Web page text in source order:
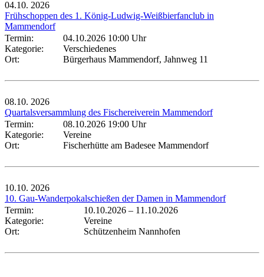
04.10. 2026
Frühschoppen des 1. König-Ludwig-Weißbierfanclub in
Mammendorf
Termin:
04.10.2026 10:00 Uhr
Kategorie:
Verschiedenes
Ort:
Bürgerhaus Mammendorf, Jahnweg 11
08.10. 2026
Quartalsversammlung des Fischereiverein Mammendorf
Termin:
08.10.2026 19:00 Uhr
Kategorie:
Vereine
Ort:
Fischerhütte am Badesee Mammendorf
10.10. 2026
10. Gau-Wanderpokalschießen der Damen in Mammendorf
Termin:
10.10.2026 – 11.10.2026
Kategorie:
Vereine
Ort:
Schützenheim Nannhofen